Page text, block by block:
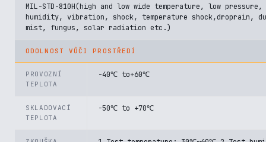
MIL-STD-810H(high and low wide temperature, low pressure,
humidity, vibration, shock, temperature shock,droprain,
mist, fungus, solar radiation etc.)
ODOLNOST VŮČI PROSTŘEDÍ
PROVOZNÍ
TEPLOTA
-40℃ to+60℃
SKLADOVACÍ
TEPLOTA
-50℃ to +70℃